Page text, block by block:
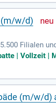
(m/w/d)
Filialen
| Vollzeit |
(m/w/d)